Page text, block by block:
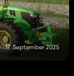
17. September 2025